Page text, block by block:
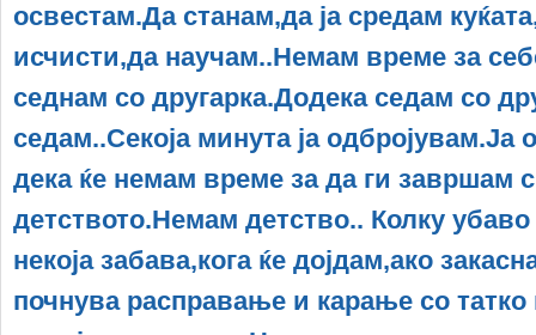
освестам.Да станам,да ја средам
исчисти,да научам..Немам време за
седнам со другарка.Додека седам со
седам..Секоја минута ја одбројувам.Ја
дека ќе немам време за да ги завршам
детството.Немам детство.. Колку
некоја забава,кога ќе дојдам,ако
почнува расправање и карање со